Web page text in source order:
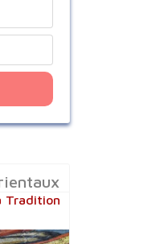
Tradition